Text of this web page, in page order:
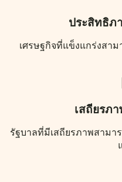
ประสิทธิภ
เศรษฐกิจที่แข็งแกร่งสาม
เสถียรภา
รัฐบาลที่มีเสถียรภาพสามา